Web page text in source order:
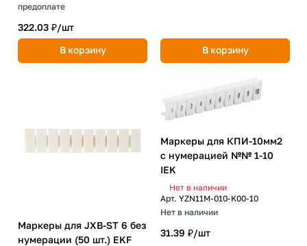
предоплате
322.03 ₽/шт
В корзину
В корзину
Маркеры для JXB-ST 6 без
нумерации (50 шт.) EKF
Маркеры для КПИ-10мм2
с нумерацией №№ 1-10
IEK
Нет в наличии
Арт. YZN11M-010-K00-10
Нет в наличии
31.39 ₽/шт